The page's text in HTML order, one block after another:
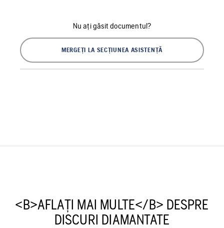
Nu ați găsit documentul?
MERGEȚI LA SECȚIUNEA ASISTENȚĂ
<B>AFLAȚI MAI MULTE</B> DESPRE
DISCURI DIAMANTATE